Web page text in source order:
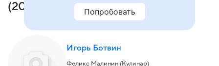
(2012)
Игорь Ботвин
Феликс Малинин (Кулинар)
Попробовать